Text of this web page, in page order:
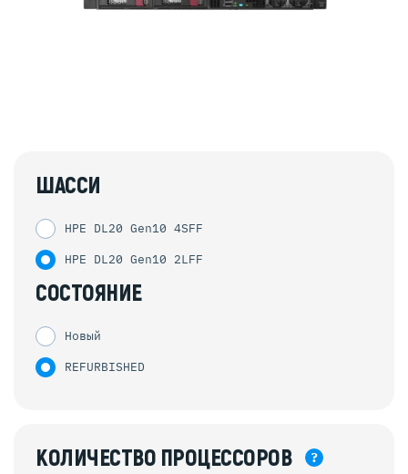
ШАССИ
HPE DL20 Gen10 4SFF
HPE DL20 Gen10 2LFF
СОСТОЯНИЕ
Новый
REFURBISHED
КОЛИЧЕСТВО ПРОЦЕССОРОВ ?